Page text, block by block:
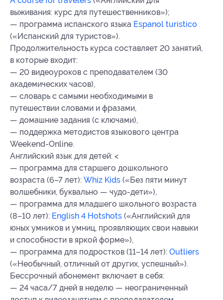
выживания: курс для путешественников»);
— программа испанского языка Espanol turistico
(«Испанский для туристов»).
Продолжительность курса составляет 20 занятий,
в которые входит:
— 20 видеоуроков с преподавателем (30
академических часов),
— словарь с самыми необходимыми в
путешествии словами и фразами,
— домашние задания (с ключами),
— поддержка методистов языкового центра
Weekend-Online.
Английский язык для детей: <
— программа для старшего дошкольного
возраста (6–7 лет): Whiz Kids («Без пяти минут
волшебники, буквально — чудо-дети»),
— программа для младшего школьного возраста
(8–10 лет): English 4 Hotshots («Английский для
юных умников и умниц, проявляющих свои навыки
и способности в яркой форме»),
— программа для подростков (11–14 лет): Outliers
(«Необычный, отличный от других, успешный»).
Бессрочный абонемент включает в себя:
— 24 часа/7 дней в неделю — неограниченный